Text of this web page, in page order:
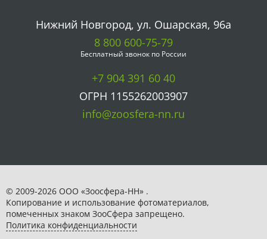
Нижний Новгород, ул. Ошарская, 96а
8 800 600-75-79
Бесплатный звонок по России
+7 904 391 60 40
ОГРН 1155262003907
info@zoosfera-nn.ru
© 2009-2026 ООО «Зоосфера-НН» .
Копирование и использование фотоматериалов,
помеченных знаком ЗooСфера запрещено.
Политика конфиденциальности